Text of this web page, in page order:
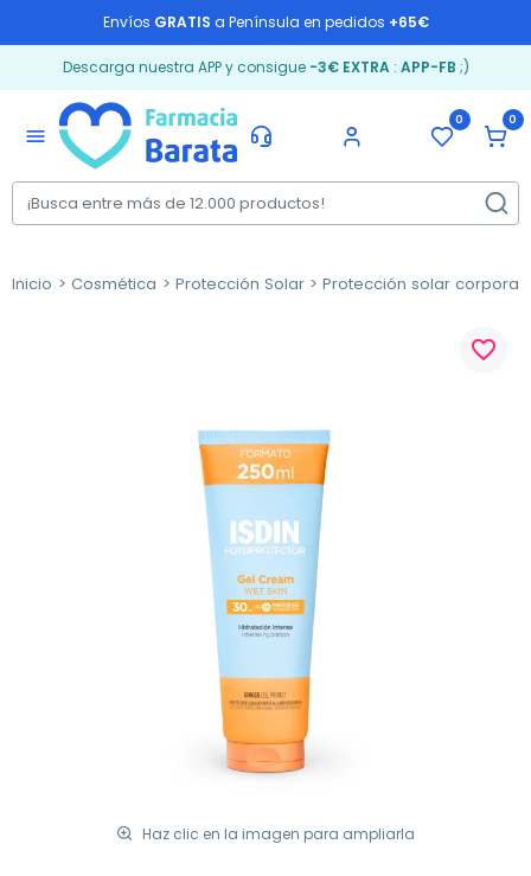
Envíos GRATIS a Península en pedidos +65€
Descarga nuestra APP y consigue -3€ EXTRA: APP-FB ;)
menu
0 0
Inicio Cosmética Protección Solar Protección solar corporal
Haz clic en la imagen para ampliarla
favorite_border